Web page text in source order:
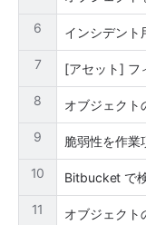
6 インシデント
7 [アセット] フ
8 オブジェクト
9 脆弱性を作業
10 Bitbucket で
11 オブジェクト